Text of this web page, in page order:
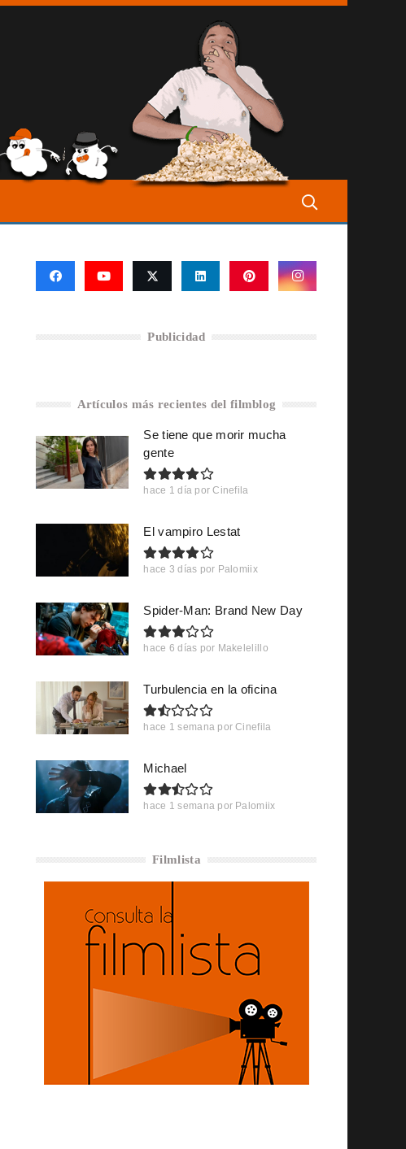
Publicidad
Artículos más recientes del filmblog
Se tiene que morir mucha
gente
hace 1 día por Cinefila
El vampiro Lestat
hace 3 días por Palomiix
Spider-Man: Brand New Day
hace 6 días por Makelelillo
Turbulencia en la oficina
hace 1 semana por Cinefila
Michael
hace 1 semana por Palomiix
Filmlista